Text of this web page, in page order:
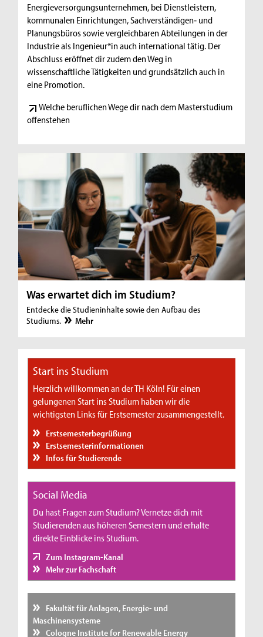
Energieversorgungsunternehmen, bei Dienstleistern,
kommunalen Einrichtungen, Sachverständigen‐ und
Planungsbüros sowie vergleichbaren Abteilungen in der
Industrie als Ingenieur*in auch international tätig. Der
Abschluss eröffnet dir zudem den Weg in
wissenschaftliche Tätigkeiten und grundsätzlich auch in
eine Promotion.
Welche beruflichen Wege dir nach dem Masterstudium
offenstehen
Was erwartet dich im Studium?
Entdecke die Studieninhalte sowie den Aufbau des
Studiums.
Mehr
Start ins Studium
Herzlich willkommen an der TH Köln! Für einen
gelungenen Start ins Studium haben wir die
wichtigsten Links für Erstsemester zusammengestellt.
Erstsemesterbegrüßung
Erstsemesterinformationen
Infos für Studierende
Social Media
Du hast Fragen zum Studium? Vernetze dich mit
Studierenden aus höheren Semestern und erhalte
direkte Einblicke ins Studium.
Zum Instagram-Kanal
Mehr zur Fachschaft
Fakultät für Anlagen, Energie- und
Maschinensysteme
Cologne Institute for Renewable Energy